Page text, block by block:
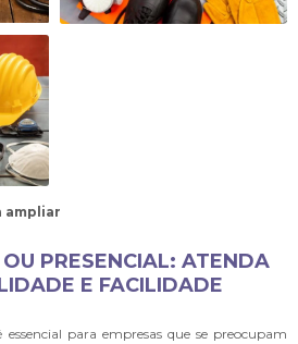
ampliar
PRESENCIAL: ATENDA
E FACILIDADE
essencial para empresas que se preocupam